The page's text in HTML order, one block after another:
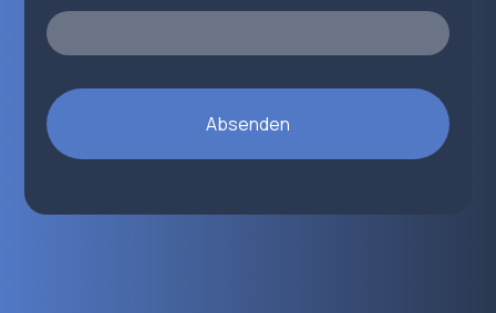
Absenden